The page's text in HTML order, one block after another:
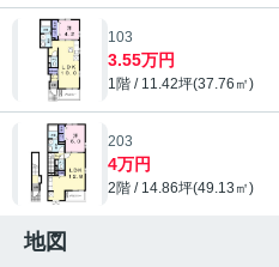
103
3.55万円
1階 / 11.42坪(37.76㎡)
203
4万円
2階 / 14.86坪(49.13㎡)
地図